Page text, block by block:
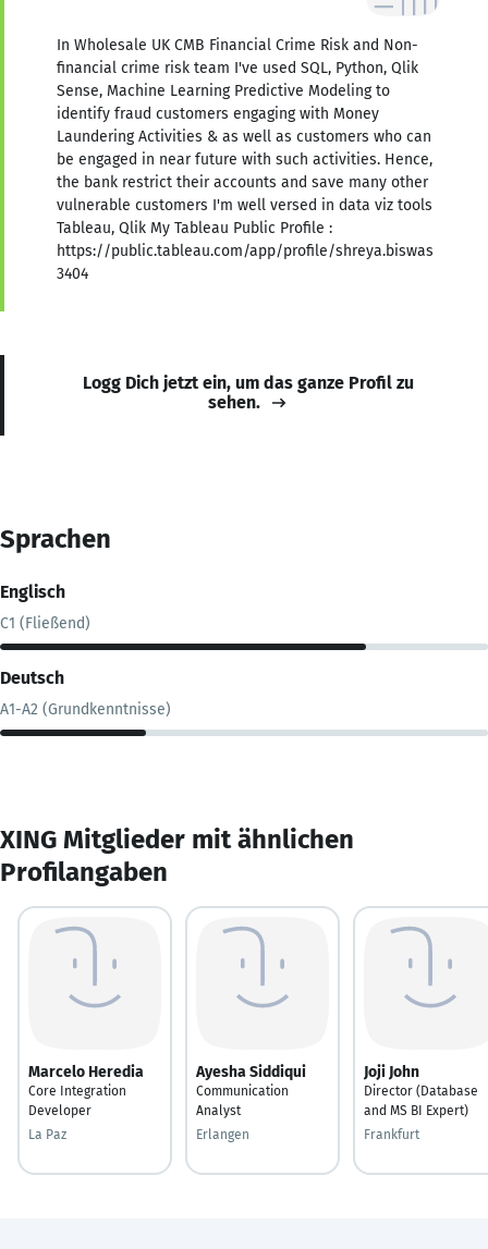
In Wholesale UK CMB Financial Crime Risk and Non-
financial crime risk team I've used SQL, Python, Qlik
Sense, Machine Learning Predictive Modeling to
identify fraud customers engaging with Money
Laundering Activities & as well as customers who can
be engaged in near future with such activities. Hence,
the bank restrict their accounts and save many other
vulnerable customers I'm well versed in data viz tools
Tableau, Qlik My Tableau Public Profile :
https://public.tableau.com/app/profile/shreya.biswas
3404
Logg Dich jetzt ein, um das ganze Profil zu
sehen.
Sprachen
Englisch
C1 (Fließend)
Deutsch
A1-A2 (Grundkenntnisse)
XING Mitglieder mit ähnlichen
Profilangaben
Marcelo Heredia
Core Integration
Developer
La Paz
Ayesha Siddiqui
Communication
Analyst
Erlangen
Joji John
Director (Database
and MS BI Expert)
Frankfurt